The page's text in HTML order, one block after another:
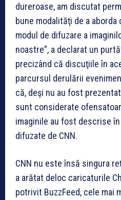
dureroase, am discutat
bune modalităţi de a
modul de difuzare a
noastre”, a declarat un
precizând că discuţiile în
parcursul derulării
că, deşi nu au fost
sunt considerate
imaginile au fost descrise
difuzate de CNN.
CNN nu este însă singura
a arătat deloc caricaturile
potrivit BuzzFeed, cele mai